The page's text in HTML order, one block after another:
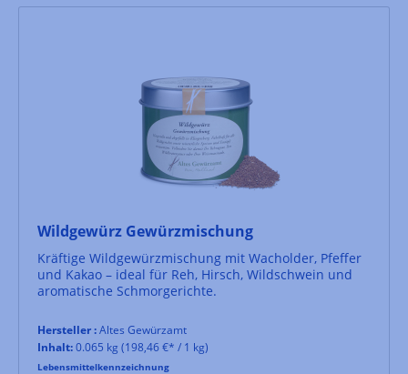
Wildgewürz Gewürzmischung
Kräftige Wildgewürzmischung mit Wacholder, Pfeffer
und Kakao – ideal für Reh, Hirsch, Wildschwein und
aromatische Schmorgerichte.
Hersteller :Altes Gewürzamt
Inhalt:0.065 kg (198,46 €* / 1 kg)
Lebensmittelkennzeichnung